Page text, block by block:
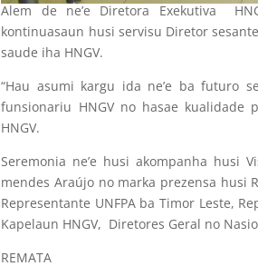
Alem de ne’e Diretora Exekutiva
kontinuasaun husi servisu Diretor
saude iha HNGV.
“Hau asumi kargu ida ne’e ba futuro
funsionariu HNGV no hasae kualidade
HNGV.
Seremonia ne’e husi akompanha husi
mendes Araújo no marka prezensa husi
Representante UNFPA ba Timor Leste,
Kapelaun HNGV, Diretores Geral no
REMATA